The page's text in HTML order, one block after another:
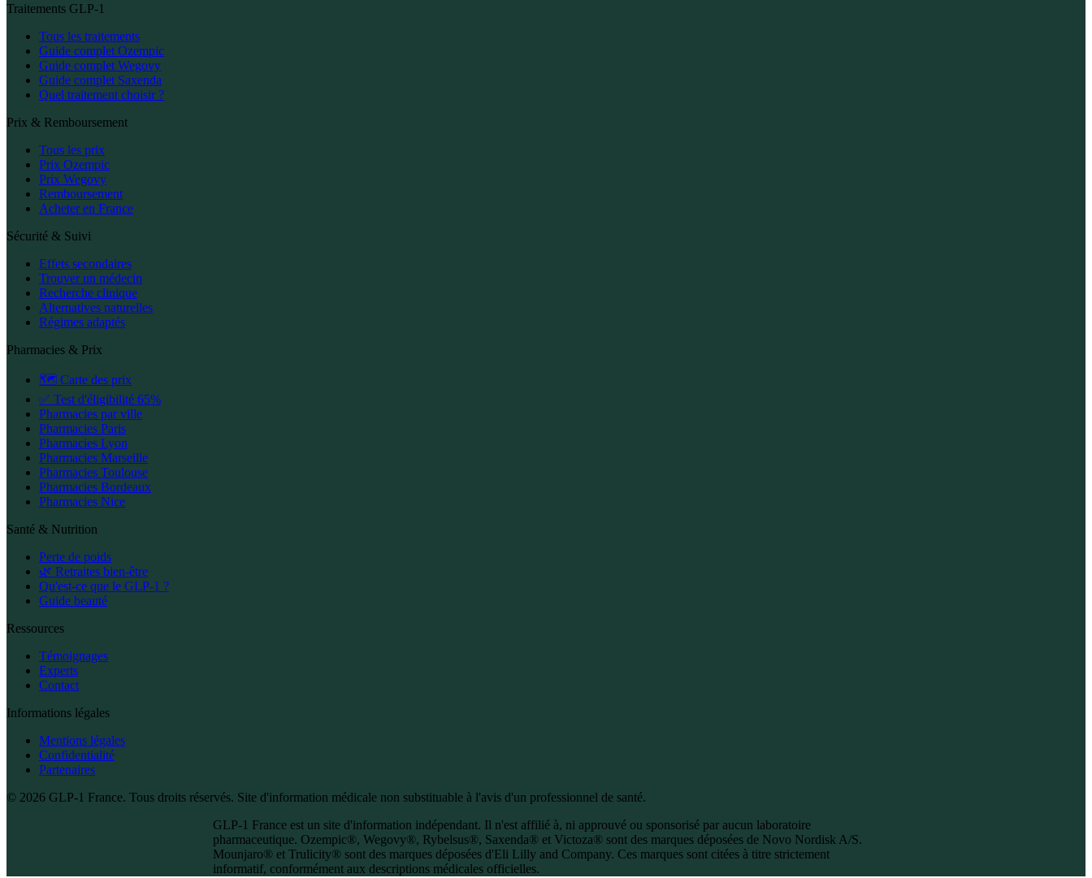
Traitements GLP-1
Tous les traitements
Guide complet Ozempic
Guide complet Wegovy
Guide complet Saxenda
Quel traitement choisir ?
Prix & Remboursement
Tous les prix
Prix Ozempic
Prix Wegovy
Remboursement
Acheter en France
Sécurité & Suivi
Effets secondaires
Trouver un médecin
Recherche clinique
Alternatives naturelles
Régimes adaptés
Pharmacies & Prix
🗺️ Carte des prix
✅ Test d'éligibilité 65%
Pharmacies par ville
Pharmacies Paris
Pharmacies Lyon
Pharmacies Marseille
Pharmacies Toulouse
Pharmacies Bordeaux
Pharmacies Nice
Santé & Nutrition
Perte de poids
🌿 Retraites bien-être
Qu'est-ce que le GLP-1 ?
Guide beauté
Ressources
Témoignages
Experts
Contact
Informations légales
Mentions légales
Confidentialité
Partenaires
© 2026 GLP-1 France. Tous droits réservés. Site d'information médicale non substituable à l'avis d'un professionnel de santé.
GLP-1 France est un site d'information indépendant. Il n'est affilié à, ni approuvé ou sponsorisé par aucun laboratoire
pharmaceutique. Ozempic®, Wegovy®, Rybelsus®, Saxenda® et Victoza® sont des marques déposées de Novo Nordisk A/S.
Mounjaro® et Trulicity® sont des marques déposées d'Eli Lilly and Company. Ces marques sont citées à titre strictement
informatif, conformément aux descriptions médicales officielles.